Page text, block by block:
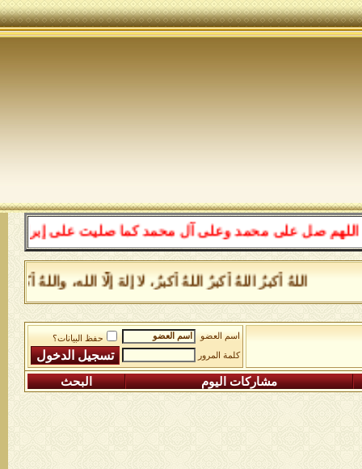
صل على محمد وعلى آل محمد كما صليت على إبراهيم وعلى
اللهُ أكبرُ اللهُ أكبرُ اللهُ أكبرُ، لا إلهَ إلَّا الله، واللهُ
اسم العضو
حفظ البيانات؟
كلمة المرور
مشاركات اليوم البحث